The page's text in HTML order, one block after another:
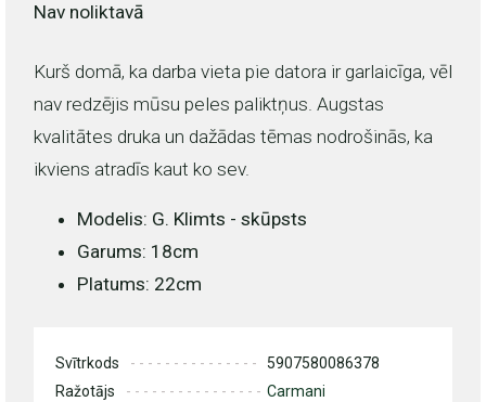
Nav noliktavā
Kurš domā, ka darba vieta pie datora ir garlaicīga, vēl
nav redzējis mūsu peles paliktņus. Augstas
kvalitātes druka un dažādas tēmas nodrošinās, ka
ikviens atradīs kaut ko sev.
Modelis: G. Klimts - skūpsts
Garums: 18cm
Platums: 22cm
Svītrkods
5907580086378
Ražotājs
Carmani